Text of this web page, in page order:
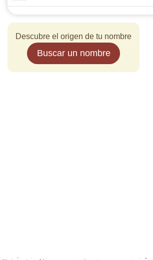
Descubre el origen de tu nombre
Buscar un nombre